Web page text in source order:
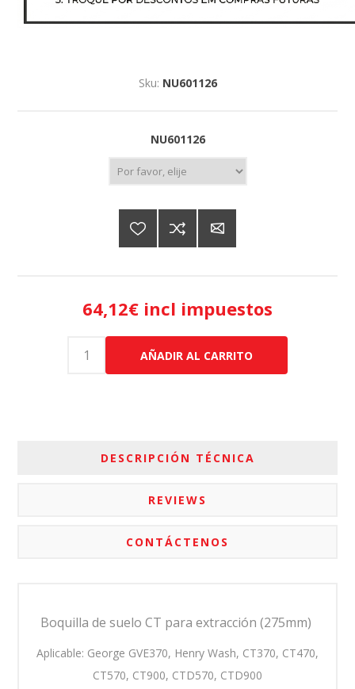
Sku: NU601126
NU601126
64,12€ incl impuestos
AÑADIR AL CARRITO
DESCRIPCIÓN TÉCNICA
REVIEWS
CONTÁCTENOS
Boquilla de suelo CT para extracción (275mm)
Aplicable: George GVE370, Henry Wash, CT370, CT470,
CT570, CT900, CTD570, CTD900